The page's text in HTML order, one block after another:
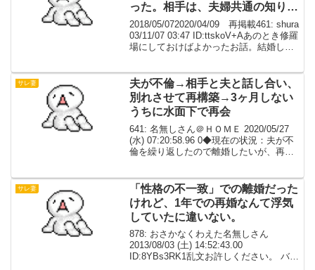
った。相手は、夫婦共通の知り合
いＡさん（人妻）。
2018/05/072020/04/09 再掲載461: shura
03/11/07 03:47 ID:ttskoV+Aあのとき修羅
場にしておけばよかったお話。結婚して
サレ妻
夫が不倫→相手と夫と話し合い、
別れさせて再構築→3ヶ月しない
うちに水面下で再会
641: 名無しさん＠ＨＯＭＥ 2020/05/27
(水) 07:20:58.96 0◆現在の状況：夫が不
倫を繰り返したので離婚したいが、再構
ないうちに水面下で再会...
サレ妻
「性格の不一致」での離婚だった
けれど、1年での再婚なんて浮気
していたに違いない。
878: おさかなくわえた名無しさん
2013/08/03 (土) 14:52:43.00
ID:8YBs3RK1乱文お許しください。 バツ